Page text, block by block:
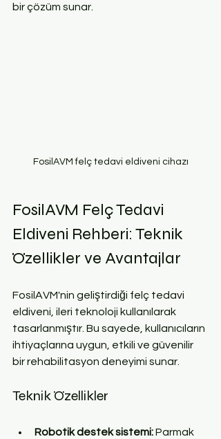
bir çözüm sunar.
FosilAVM felç tedavi eldiveni cihazı
FosilAVM Felç Tedavi
Eldiveni Rehberi: Teknik
Özellikler ve Avantajlar
FosilAVM'nin geliştirdiği felç tedavi
eldiveni, ileri teknoloji kullanılarak
tasarlanmıştır. Bu sayede, kullanıcıların
ihtiyaçlarına uygun, etkili ve güvenilir
bir rehabilitasyon deneyimi sunar.
Teknik Özellikler
Robotik destek sistemi: Parmak